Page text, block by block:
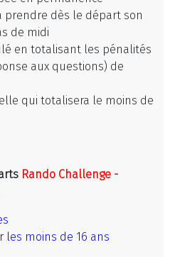
prendre dès le départ son
de midi
en totalisant les pénalités
aux questions) de
qui totalisera le moins de
Rando Challenge -
moins de 16 ans